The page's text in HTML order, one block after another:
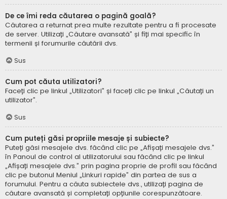
De ce îmi reda căutarea o pagină goală?
Căutarea a returnat prea multe rezultate pentru a fi procesate
de server. Utilizați „Căutare avansată” și fiți mai specific în
termenii și forumurile căutării dvs.
Sus
Cum pot căuta utilizatori?
Faceți clic pe linkul „Utilizatori” și faceți clic pe linkul „Căutați un
utilizator”.
Sus
Cum puteți găsi propriile mesaje și subiecte?
Puteți găsi mesajele dvs. făcând clic pe „Afișați mesajele dvs.”
în Panoul de control al utilizatorului sau făcând clic pe linkul
„Afișați mesajele dvs.” prin pagina proprie de profil sau făcând
clic pe butonul Meniul „Linkuri rapide” din partea de sus a
forumului. Pentru a căuta subiectele dvs., utilizați pagina de
căutare avansată și completați opțiunile corespunzătoare.